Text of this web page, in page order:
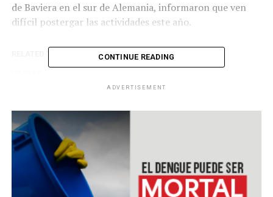
de Baviera en el sur de Alemania, informaron que ven
difícil postergar las actividades este año.
Trump: “Estamos reabriendo Estados Unidos”
Caída histórica del petróleo
CONTINUE READING
ADVERTISEMENT